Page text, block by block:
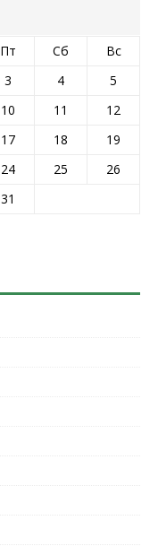
Пт Сб
Вс
3 4
5
10 11
12
17 18
19
24 25
26
31